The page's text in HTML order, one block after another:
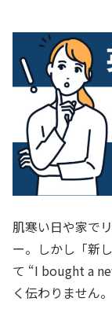
肌寒い日や家で
ー。しかし「新
て “I bought a
く伝わりません。